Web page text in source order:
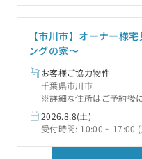
【市川市】オーナー様
ングの家〜
お客様ご協力物件
千葉県市川市
※詳細な住所はご予約後
2026.8.8(土)
受付時間: 10:00 ~ 17:00